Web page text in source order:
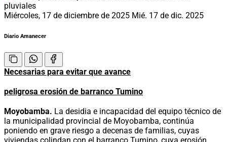
Miércoles, 17 de diciembre de 2025 Mié. 17 de dic. 2025
Diario Amanecer
Necesarias para evitar que avance
peligrosa erosión de barranco Tumino
Moyobamba. La desidia e incapacidad del equipo técnico de
la municipalidad provincial de Moyobamba, continúa
poniendo en grave riesgo a decenas de familias, cuyas